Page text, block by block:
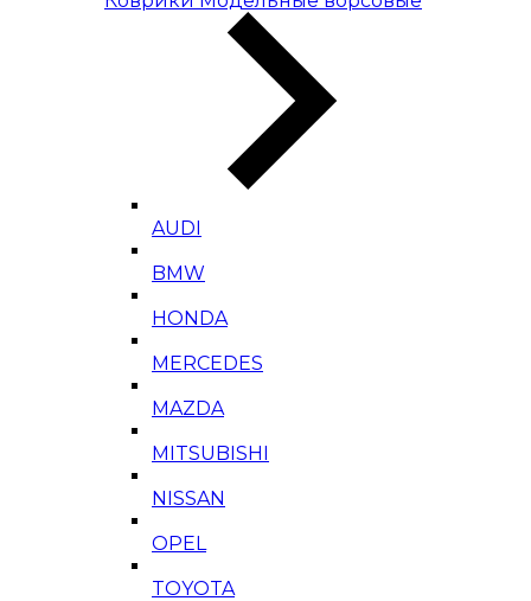
AUDI
BMW
HONDA
MERCEDES
MAZDA
MITSUBISHI
NISSAN
OPEL
TOYOTA